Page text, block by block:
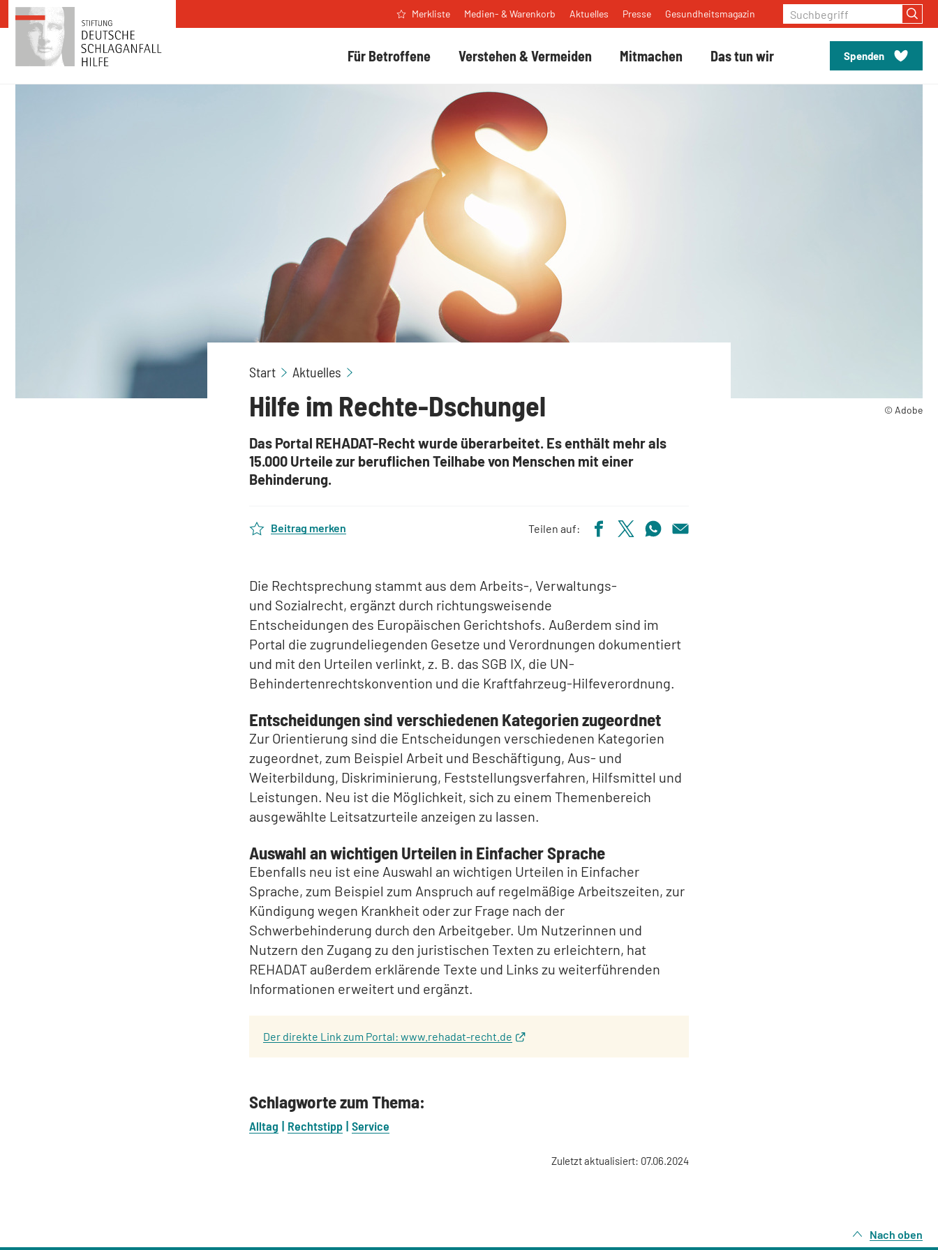
Zum Inhalt springen
Für Betroffene Verstehen & Vermeiden Mitmachen Das tun wir Spenden
Merkliste Medien- & Warenkorb Aktuelles Presse Gesundheitsmagazin Suchbegriff
© Adobe
Start Aktuelles
Hilfe im Rechte-Dschungel
Das Portal REHADAT-Recht wurde überarbeitet. Es enthält mehr als
15.000 Urteile zur beruflichen Teilhabe von Menschen mit einer
Behinderung.
Beitrag merken Teilen auf:
Die Rechtsprechung stammt aus dem Arbeits-, Verwaltungs-
und Sozialrecht, ergänzt durch richtungsweisende
Entscheidungen des Europäischen Gerichtshofs. Außerdem sind im
Portal die zugrundeliegenden Gesetze und Verordnungen dokumentiert
und mit den Urteilen verlinkt, z. B. das SGB IX, die UN-
Behindertenrechtskonvention und die Kraftfahrzeug-Hilfeverordnung.
Entscheidungen sind verschiedenen Kategorien zugeordnet
Zur Orientierung sind die Entscheidungen verschiedenen Kategorien
zugeordnet, zum Beispiel Arbeit und Beschäftigung, Aus- und
Weiterbildung, Diskriminierung, Feststellungsverfahren, Hilfsmittel und
Leistungen. Neu ist die Möglichkeit, sich zu einem Themenbereich
ausgewählte Leitsatzurteile anzeigen zu lassen.
Auswahl an wichtigen Urteilen in Einfacher Sprache
Ebenfalls neu ist eine Auswahl an wichtigen Urteilen in Einfacher
Sprache, zum Beispiel zum Anspruch auf regelmäßige Arbeitszeiten, zur
Kündigung wegen Krankheit oder zur Frage nach der
Schwerbehinderung durch den Arbeitgeber. Um Nutzerinnen und
Nutzern den Zugang zu den juristischen Texten zu erleichtern, hat
REHADAT außerdem erklärende Texte und Links zu weiterführenden
Informationen erweitert und ergänzt.
Der direkte Link zum Portal: www.rehadat-recht.de
Schlagworte zum Thema:
Alltag Rechtstipp Service
Zuletzt aktualisiert: 07.06.2024
Nach oben